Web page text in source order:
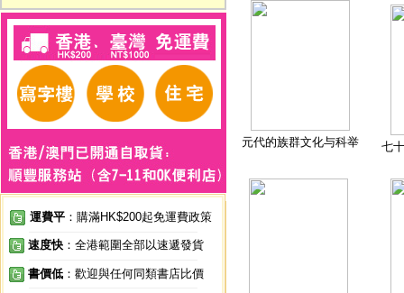
運費平 ：購滿HK$200起免運費政策
速度快 ：全港範圍全部以速遞發貨
書價低 ：歡迎與任何同類書店比價
元代的族群文化与科举 七